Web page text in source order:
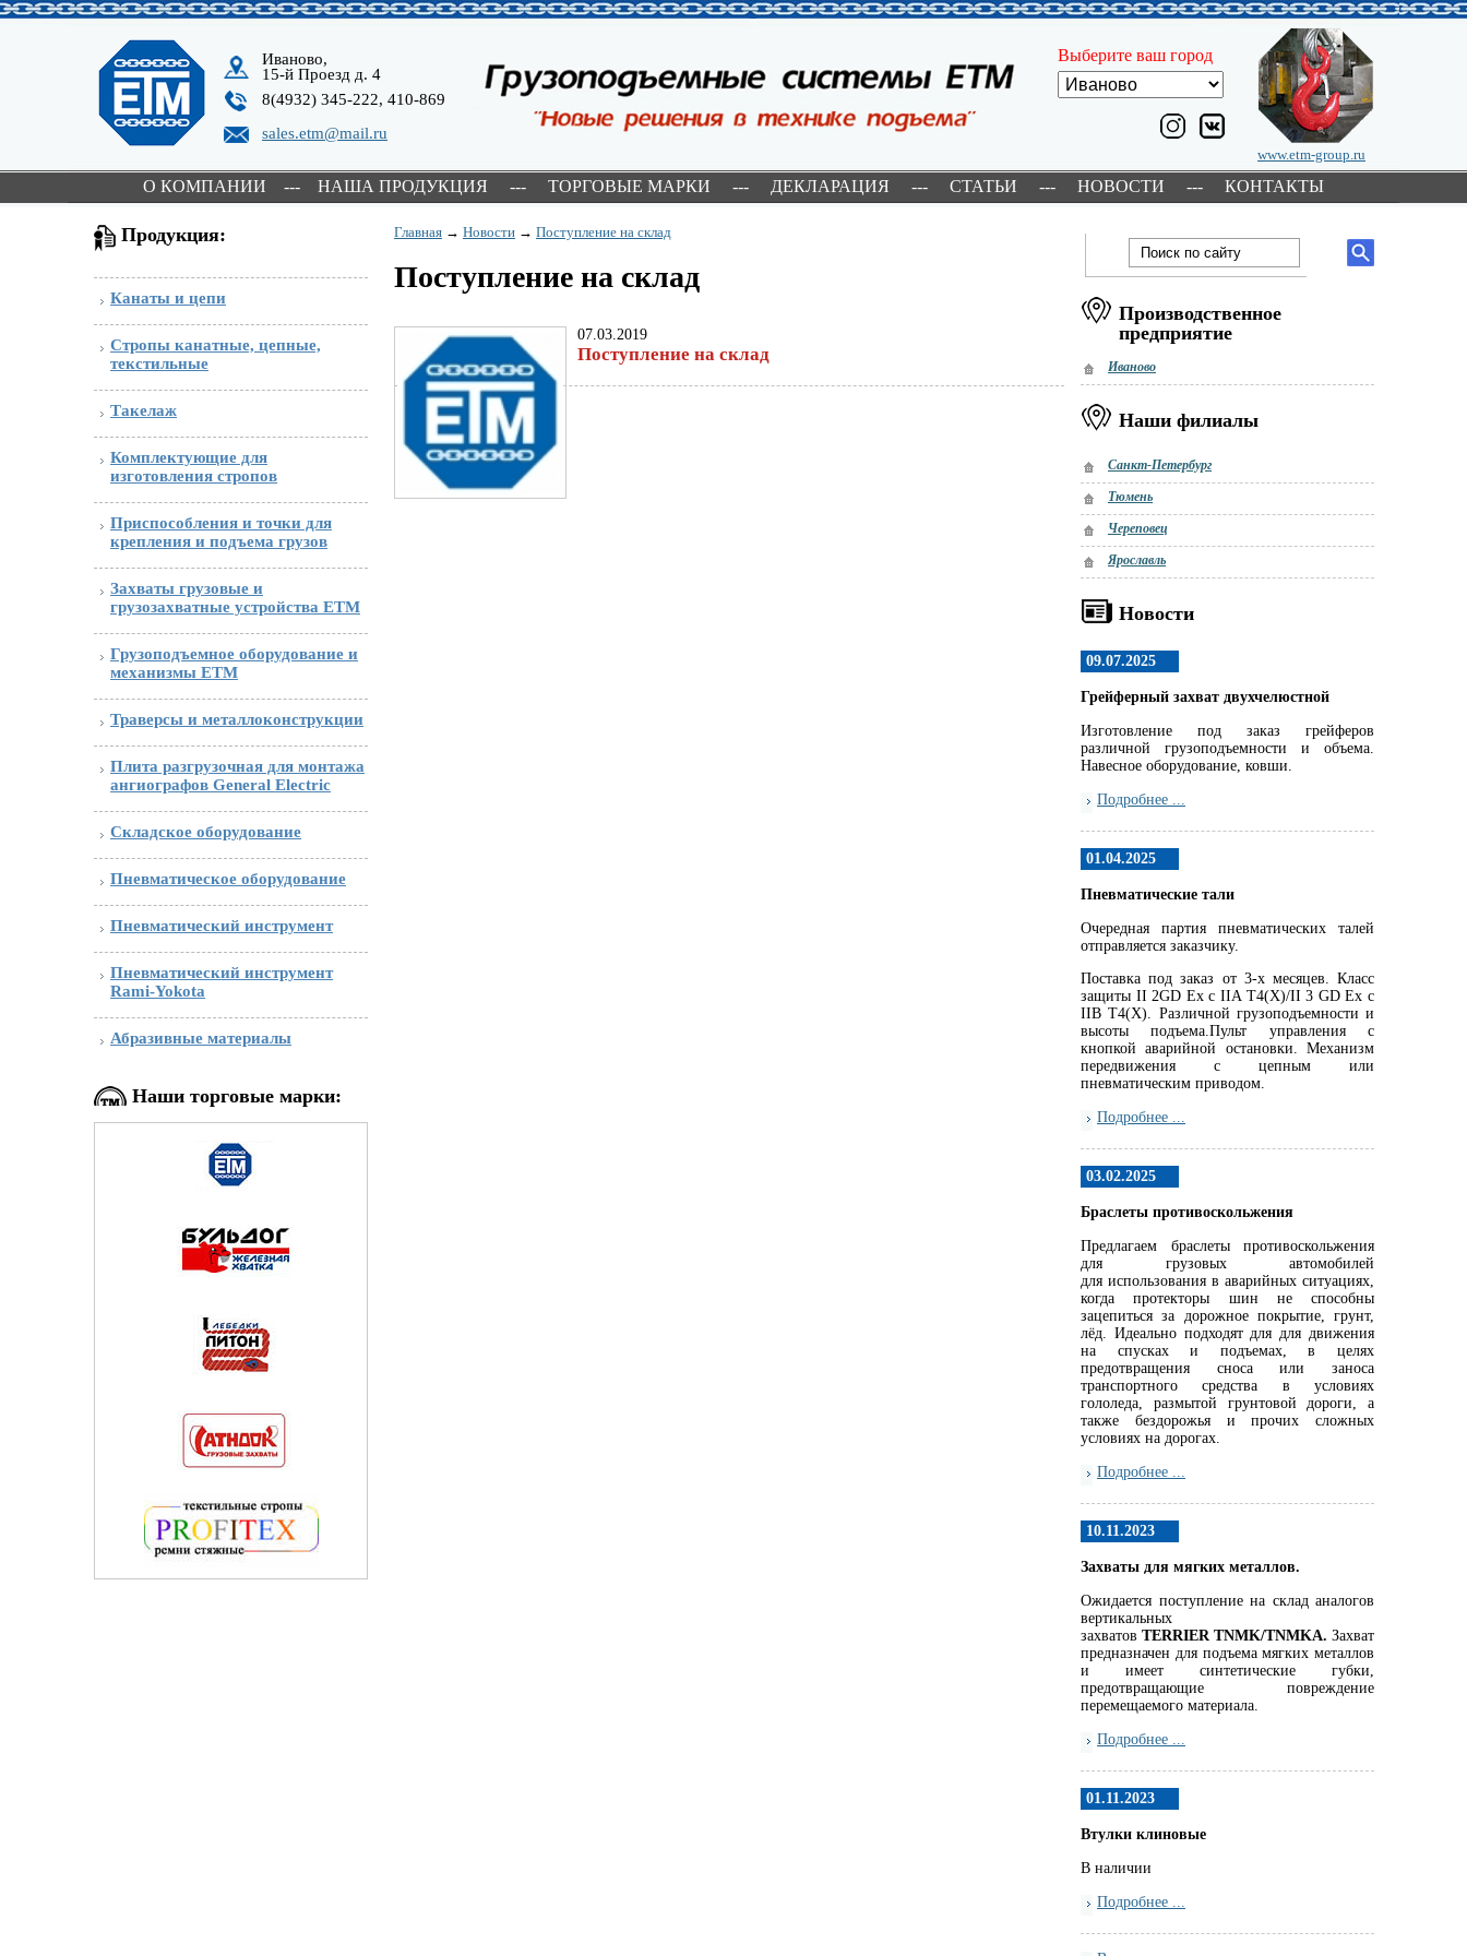
Иваново,
15-й Проезд д. 4
8(4932) 345-222, 410-869
sales.etm@mail.ru
www.etm-group.ru
О КОМПАНИИ --- НАША ПРОДУКЦИЯ --- ТОРГОВЫЕ МАРКИ --- ДЕКЛАРАЦИЯ --- СТАТЬИ --- НОВОСТИ --- КОНТАКТЫ
Выберите ваш город
Продукция:
Канаты и цепи
Стропы канатные, цепные,
текстильные
Такелаж
Комплектующие для
изготовления стропов
Приспособления и точки для
крепления и подъема грузов
Захваты грузовые и
грузозахватные устройства ETM
Грузоподъемное оборудование и
механизмы ETM
Траверсы и металлоконструкции
Плита разгрузочная для монтажа
ангиографов General Electric
Складское оборудование
Пневматическое оборудование
Пневматический инструмент
Пневматический инструмент
Rami-Yokota
Абразивные материалы
Наши торговые марки:
Главная → Новости → Поступление на склад
Поступление на склад
07.03.2019
Поступление на склад
Производственное
предприятие
Иваново
Наши филиалы
Санкт-Петербург
Тюмень
Череповец
Ярославль
Новости
09.07.2025
Грейферный захват двухчелюстной
Изготовление под заказ грейферов
различной грузоподъемности и объема.
Навесное оборудование, ковши.
Подробнее ...
01.04.2025
Пневматические тали
Очередная партия пневматических талей
отправляется заказчику.
Поставка под заказ от 3-х месяцев. Класс
защиты II 2GD Ex c IIA T4(X)/II 3 GD Ex c
IIB T4(X). Различной грузоподъемности и
высоты подъема.Пульт управления с
кнопкой аварийной остановки. Механизм
передвижения с цепным или
пневматическим приводом.
Подробнее ...
03.02.2025
Браслеты противоскольжения
Предлагаем браслеты противоскольжения
для грузовых автомобилей
для использования в аварийных ситуациях,
когда протекторы шин не способны
зацепиться за дорожное покрытие, грунт,
лёд. Идеально подходят для для движения
на спусках и подъемах, в целях
предотвращения сноса или заноса
транспортного средства в условиях
гололеда, размытой грунтовой дороги, а
также бездорожья и прочих сложных
условиях на дорогах.
Подробнее ...
10.11.2023
Захваты для мягких металлов.
Ожидается поступление на склад аналогов
вертикальных
захватов TERRIERTNMK/TNMKA. Захват
предназначен для подъема мягких металлов
и имеет синтетические губки,
предотвращающие повреждение
перемещаемого материала.
Подробнее ...
01.11.2023
Втулки клиновые
В наличии
Подробнее ...